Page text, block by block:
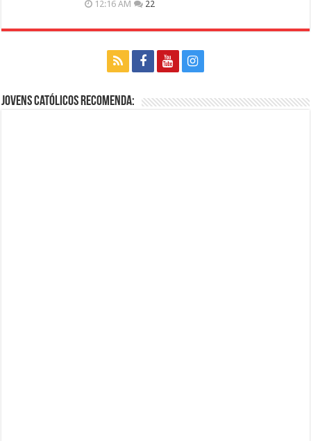
12:16 AM 22
Jovens Católicos Recomenda: